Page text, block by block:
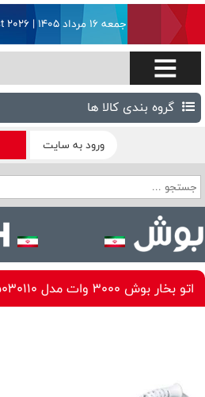
جمعه ۱۶ مرداد ۱۴۰۵ | Friday 7 August 2026
گروه بندی کالا ها
ورود به سایت
اتو بخار بوش 3000 وات مدل TDA5030110